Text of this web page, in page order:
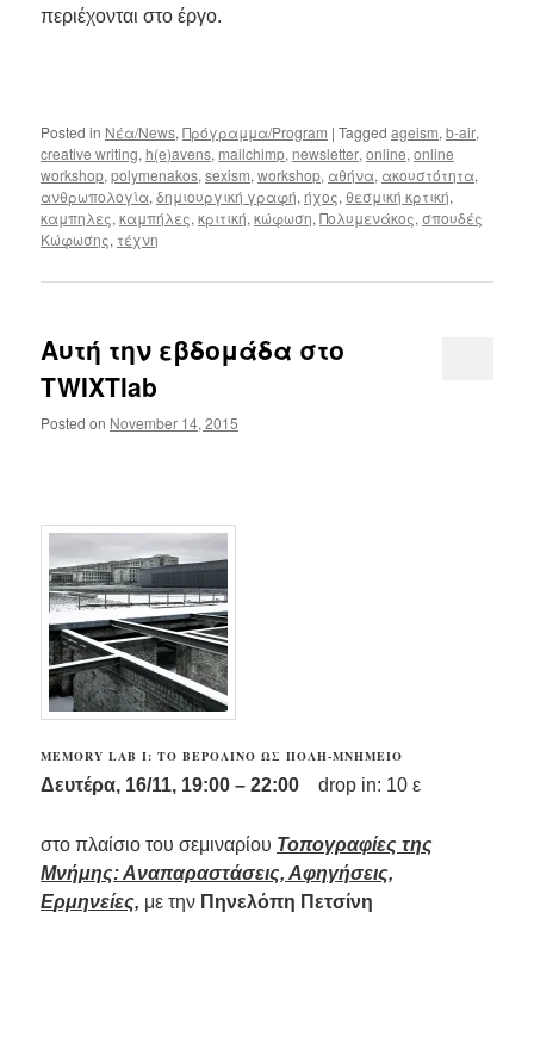
περιέχονται στο έργο.
Posted in Νέα/News,Πρόγραμμα/Program |Tagged ageism,b-air,
creative writing, h(e)avens, mailchimp, newsletter,online,online
workshop,polymenakos,sexism,workshop, αθήνα, ακουστότητα,
ανθρωπολογία,δημιουργική γραφή, ήχος, θεσμική κρτική,
καμπηλες,καμπήλες,κριτική,κώφωση,Πολυμενάκος, σπουδές
Κώφωσης, τέχνη
Αυτή την εβδομάδα στο
TWIXTlab
Posted on November 14, 2015
MEMORY LAB Ι:ΤΟ ΒΕΡΟΛΊΝΟ ΩΣ ΠΌΛΗ-ΜΝΗΜΕΊΟ
Δευτέρα, 16/11, 19:00 – 22:00 drop in: 10 ε
στο πλαίσιο του σεμιναρίου Τοπογραφίες της
Μνήμης: Αναπαραστάσεις,Αφηγήσεις,
Ερμηνείες, με την Πηνελόπη Πετσίνη